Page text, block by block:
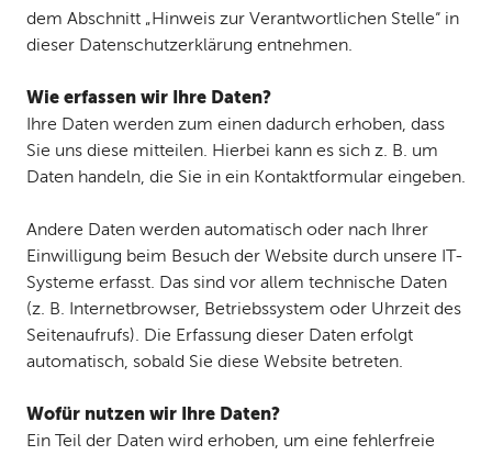
dem Abschnitt „Hinweis zur Verantwortlichen Stelle“ in
dieser Datenschutzerklärung entnehmen.
Wie erfassen wir Ihre Daten?
Ihre Daten werden zum einen dadurch erhoben, dass
Sie uns diese mitteilen. Hierbei kann es sich z. B. um
Daten handeln, die Sie in ein Kontaktformular eingeben.
Andere Daten werden automatisch oder nach Ihrer
Einwilligung beim Besuch der Website durch unsere IT-
Systeme erfasst. Das sind vor allem technische Daten
(z. B. Internetbrowser, Betriebssystem oder Uhrzeit des
Seitenaufrufs). Die Erfassung dieser Daten erfolgt
automatisch, sobald Sie diese Website betreten.
Wofür nutzen wir Ihre Daten?
Ein Teil der Daten wird erhoben, um eine fehlerfreie